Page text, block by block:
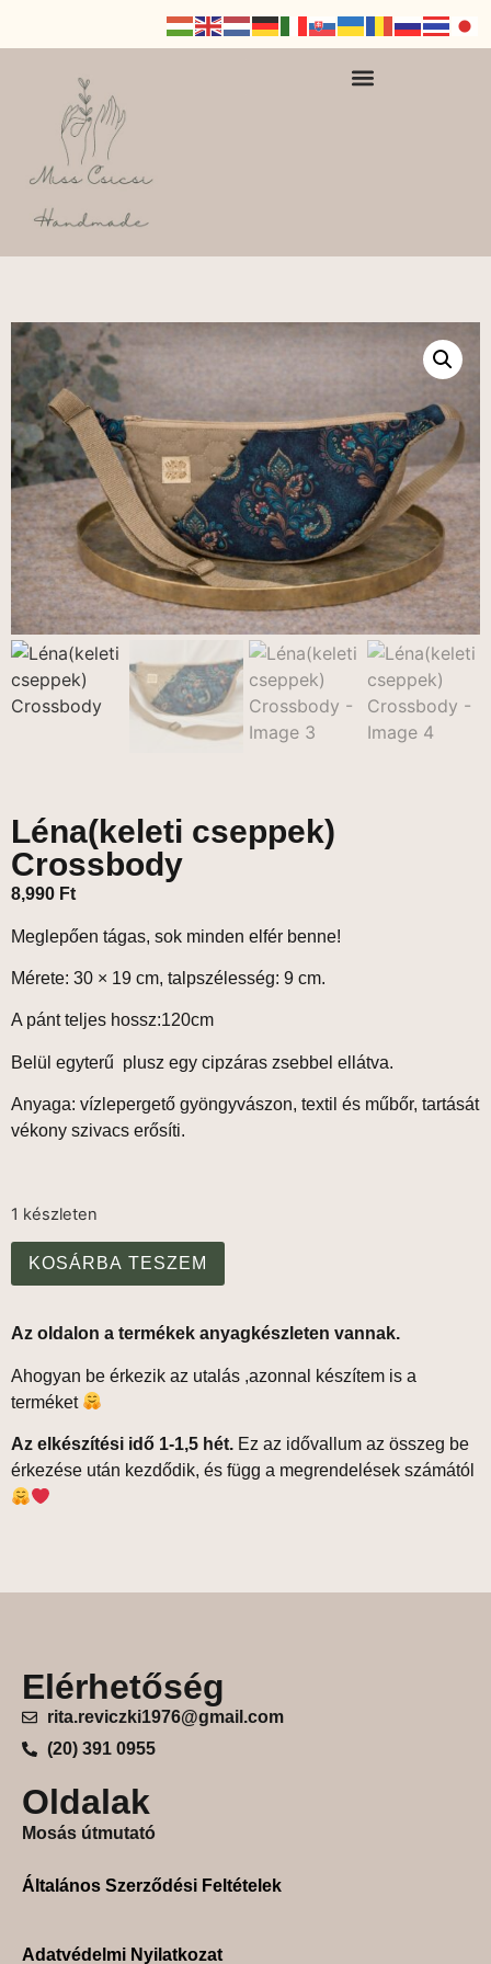
Léna(keleti cseppek)
Crossbody
8,990 Ft
Meglepően tágas, sok minden elfér benne!
Mérete: 30 × 19 cm, talpszélesség: 9 cm.
A pánt teljes hossz:120cm
Belül egyterű plusz egy cipzáras zsebbel ellátva.
Anyaga: vízlepergető gyöngyvászon, textil és műbőr, tartását
vékony szivacs erősíti.
1 készleten
KOSÁRBA TESZEM
Az oldalon a termékek anyagkészleten vannak.
Ahogyan be érkezik az utalás ,azonnal készítem is a
terméket
Az elkészítési idő 1-1,5 hét. Ez az idővallum az összeg be
érkezése után kezdődik, és függ a megrendelések számától
Elérhetőség
rita.reviczki1976@gmail.com
(20) 391 0955
Oldalak
Mosás útmutató
Általános Szerződési Feltételek
Adatvédelmi Nyilatkozat